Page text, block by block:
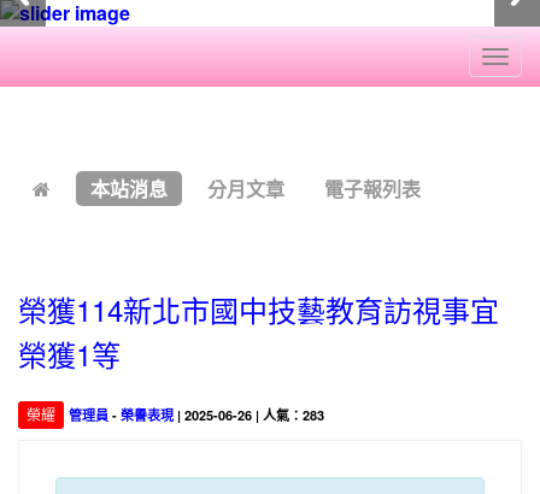
本站消息 分月文章 電子報列表
榮獲114新北市國中技藝教育訪視事宜
榮獲1等
榮耀 管理員 -榮譽表現 | 2025-06-26 | 人氣：283